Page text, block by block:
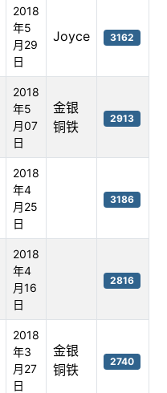
2018
年5
月29
日
Joyce 3162
2018
年5
月07
日
金银
铜铁
2913
2018
年4
月25
日
3186
2018
年4
月16
日
2816
2018
年3
月27
日
金银
铜铁
2740